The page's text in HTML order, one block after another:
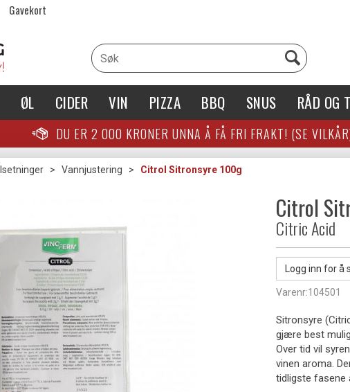
Gavekort
ØL CIDER VIN PIZZA BBQ SNUS RÅD OG
DU ER 2 000 KRONER UNNA Å FÅ FRI FRAKT! (SE
> Vannjustering > Citrol Sitronsyre 100g
Citrol
Citric Acid
Logg inn for å
Varenr:104501
Sitronsyre
gjære best
Over tid vil
vinen aroma.
tidligste fasene